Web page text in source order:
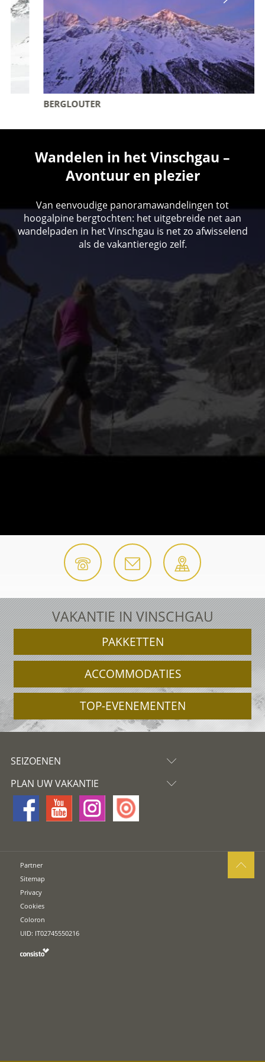
BERGLOUTER
Wandelen in het Vinschgau –
Avontuur en plezier
Van eenvoudige panoramawandelingen tot
hoogalpine bergtochten: het uitgebreide net aan
wandelpaden in het Vinschgau is net zo afwisselend
als de vakantieregio zelf.
VAKANTIE IN VINSCHGAU
PAKKETTEN
ACCOMMODATIES
TOP-EVENEMENTEN
SEIZOENEN
PLAN UW VAKANTIE
Partner
Sitemap
Privacy
Cookies
Coloron
UID: IT02745550216